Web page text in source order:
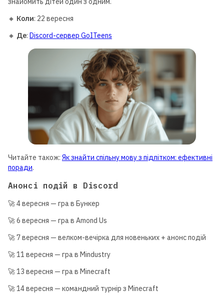
🔸 Коли: 22 вересня
🔸 Де: Discord-сервер GoITeens
Читайте також: Як знайти спільну мову з підлітком: ефективні
поради.
Анонсі подій в Discord
🚀 4 вересня — гра в Бункер
🚀 6 вересня — гра в Amond Us
🚀 7 вересня — велком-вечірка для новеньких + анонс подій
🚀 11 вересня — гра в Mindustry
🚀 13 вересня — гра в Minecraft
🚀 14 вересня — командний турнір з Minecraft